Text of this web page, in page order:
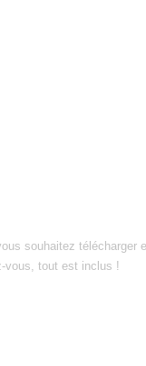
souhaitez télécharger
vous, tout est inclus !